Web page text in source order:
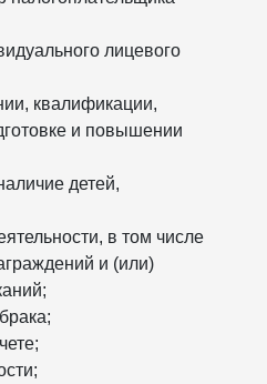
лицевого
квалификации,
и повышении
детей,
в том числе
и (или)